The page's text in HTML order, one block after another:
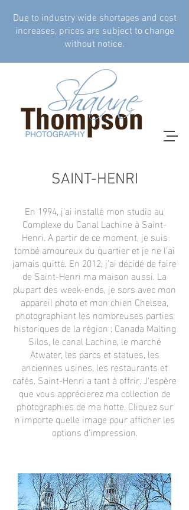
Due to industry wide shortages and cost
increases, prices are subject to change
without notice.
SAINT-HENRI
En 1994, j'ai installé mon studio au
Complexe du Canal Lachine à Saint-
Henri. A partir de ce moment, je suis
tombé amoureux du quartier et je ne l'ai
jamais quitté. En 2012, j'ai décidé de faire
de Saint-Henri ma maison aussi. La
plupart des week-ends, je sors avec mon
appareil photo et mon chien Chelsea,
photographiant les nombreuses parties
historiques de la région : Canada Malting
Silos, le canal Lachine, le marché
Atwater, les parcs et statues, les
anciennes usines, les restaurants et
cafés. Saint-Henri a tant à offrir. J'espère
que vous apprécierez ma collection de
photographies de ma hotte. Cliquez sur
n'importe quelle image pour afficher les
options d'impression.